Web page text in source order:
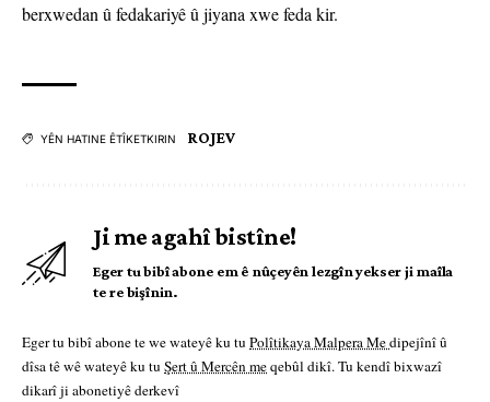
berxwedan û fedakariyê û jiyana xwe feda kir.
YÊN HATINE ÊTÎKETKIRIN ROJEV
Ji me agahî bistîne!
Eger tu bibî abone em ê nûçeyên lezgîn yekser ji maîla
te re bişînin.
Eger tu bibî abone te we wateyê ku tu Polîtikaya Malpera Medipejînî û
dîsa tê wê wateyê ku tu Şert û Mercên meqebûl dikî. Tu kendî bixwazî
dikarî ji abonetiyê derkevî